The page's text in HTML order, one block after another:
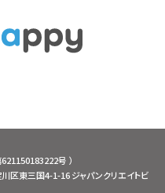
号 ）
東三国4-1-16 ジャパンクリエイトビ